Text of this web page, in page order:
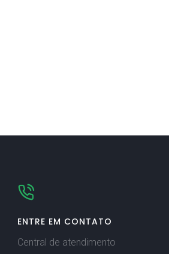
ENTRE EM CONTATO
Central de atendimento